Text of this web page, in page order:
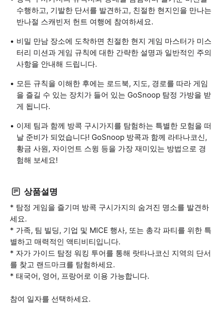
수행하고, 기발한 단서를 발견하고, 친절한 현지인을 만나는
반나절 스캐빈저 헌트 여행에 참여하세요.
비밀 만남 장소에 도착하면 친절한 현지 게임 마스터가 미스
터리 미션과 게임 규칙에 대한 간략한 설명과 일반적인 주의
사항을 안내해 드립니다.
모든 규칙을 이해한 후에는 로드북, 지도, 경로를 따라 게임
을 즐길 수 있는 장치가 들어 있는 GoSnoop 탐정 가방을 받
게 됩니다.
이제 팀과 함께 방콕 구시가지를 탐험하는 특별한 모험을 떠
날 준비가 되었습니다! GoSnoop 방콕과 함께 라타나코신,
황금 사원, 자이언트 스윙 등을 가장 재미있는 방법으로 경
험해 보세요!
상품설명
* 탐정 게임을 즐기며 방콕 구시가지의 숨겨진 명소를 발견하
세요.
* 가족, 팀 빌딩, 기업 및 MICE 행사, 또는 총각 파티를 위한 특
별하고 매력적인 액티비티입니다.
* 자가 가이드 탐정 워킹 투어를 통해 랏타나코신 지역의 단서
를 찾고 랜드마크를 탐험하세요.
* 태국어, 영어, 프랑어로 이용 가능합니다.
참여 일자를 선택하세요.